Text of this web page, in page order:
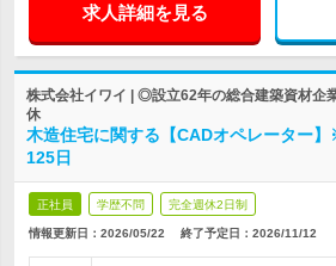
求人詳細を見る
株式会社イワイ | ◎設立62年の総合建築資材
休
木造住宅に関する【CADオペレーター
125日
正社員 学歴不問 完全週休2日制
情報更新日：2026/05/22 終了予定日： 2026/11/12